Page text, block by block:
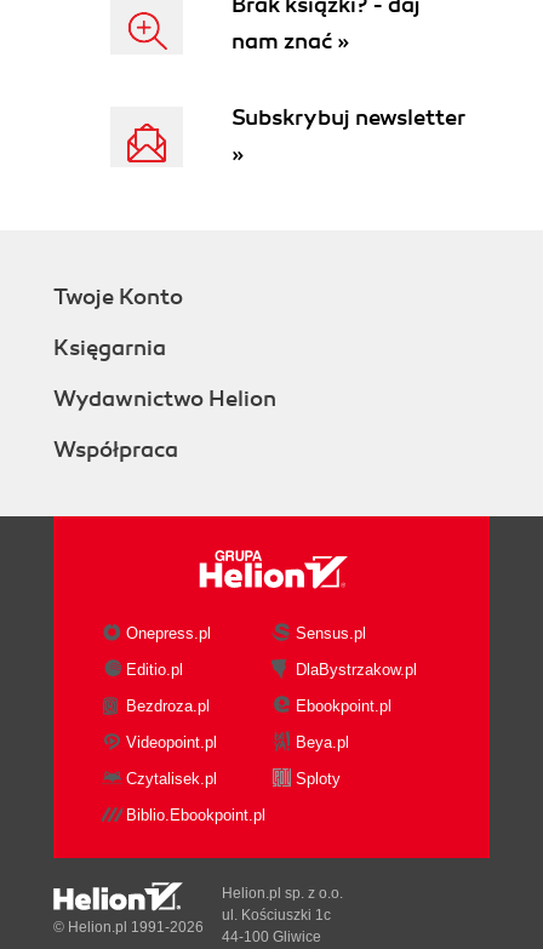
nam znać »
Subskrybuj newsletter
»
Twoje Konto
Księgarnia
Wydawnictwo Helion
Współpraca
Onepress.pl
Sensus.pl
Editio.pl
DlaBystrzakow.pl
Bezdroza.pl
Ebookpoint.pl
Videopoint.pl
Beya.pl
Czytalisek.pl
Sploty
Biblio.Ebookpoint.pl
© Helion.pl 1991-2026
Helion.pl sp. z o.o.
ul. Kościuszki 1c
44-100 Gliwice